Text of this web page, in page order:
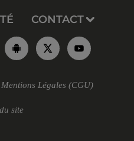
CONTACT
Mentions Légales (CGU)
site